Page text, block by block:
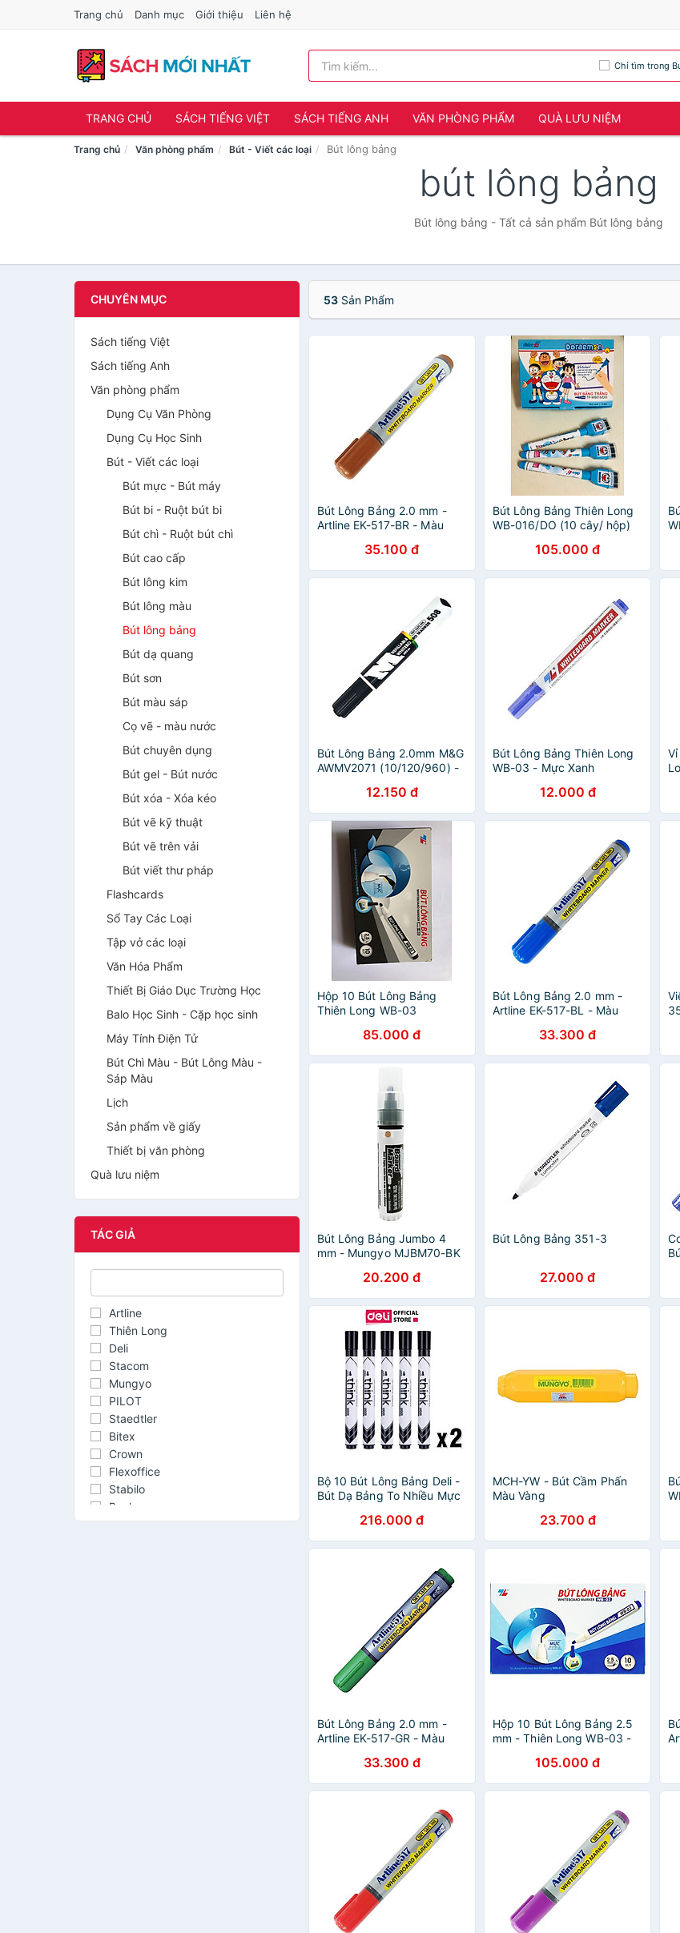
Trang chủ Danh mục Giới thiệu Liên hệ
Chỉ tìm trong
TRANG CHỦ SÁCH TIẾNG VIỆT SÁCH TIẾNG ANH VĂN PHÒNG PHẨM QUÀ LƯU NIỆM
Trang chủ Văn phòng phẩm Bút - Viết các loại Bút lông bảng
bút lông bảng
Bút lông bảng - Tất cả sản phẩm Bút lông bảng
CHUYÊN MỤC
Sách tiếng Việt
Sách tiếng Anh
Văn phòng phẩm
Dụng Cụ Văn Phòng
Dụng Cụ Học Sinh
Bút - Viết các loại
Bút mực - Bút máy
Bút bi - Ruột bút bi
Bút chì - Ruột bút chì
Bút cao cấp
Bút lông kim
Bút lông màu
Bút lông bảng
Bút dạ quang
Bút sơn
Bút màu sáp
Cọ vẽ - màu nước
Bút chuyên dụng
Bút gel - Bút nước
Bút xóa - Xóa kéo
Bút vẽ kỹ thuật
Bút vẽ trên vải
Bút viết thư pháp
Flashcards
Sổ Tay Các Loại
Tập vở các loại
Văn Hóa Phẩm
Thiết Bị Giáo Dục Trường Học
Balo Học Sinh - Cặp học sinh
Máy Tính Điện Tử
Bút Chì Màu - Bút Lông Màu -
Sáp Màu
Lịch
Sản phẩm về giấy
Thiết bị văn phòng
Quà lưu niệm
TÁC GIẢ
Artline
Thiên Long
Deli
Stacom
Mungyo
PILOT
Staedtler
Bitex
Crown
Flexoffice
Stabilo
Baoke
CLASSMATE
53Sản Phẩm
Bút Lông Bảng 2.0 mm -
Artline EK-517-BR - Màu
35.100 đ
Bút Lông Bảng Thiên Long
WB-016/DO (10 cây/ hộp)
105.000 đ
Bút Lông Bảng 2.0mm M&G
AWMV2071 (10/120/960) -
12.150 đ
Bút Lông Bảng Thiên Long
WB-03 - Mực Xanh
12.000 đ
Hộp 10 Bút Lông Bảng
Thiên Long WB-03
85.000 đ
Bút Lông Bảng 2.0 mm -
Artline EK-517-BL - Màu
33.300 đ
Bút Lông Bảng Jumbo 4
mm - Mungyo MJBM70-BK
20.200 đ
Bút Lông Bảng 351-3
27.000 đ
Bộ 10 Bút Lông Bảng Deli -
Bút Dạ Bảng To Nhiều Mực
Học Sinh Văn Phòng Bảng
Từ Trắng Cửa Kính -
EU00120/ EU00130 /
216.000 đ
MCH-YW - Bút Cầm Phấn
Màu Vàng
23.700 đ
Bút Lông Bảng 2.0 mm -
Artline EK-517-GR - Màu
33.300 đ
Hộp 10 Bút Lông Bảng 2.5
mm - Thiên Long WB-03 -
105.000 đ